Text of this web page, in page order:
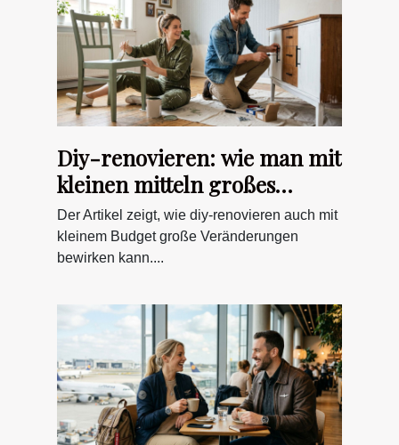
Diy-renovieren: wie man mit
kleinen mitteln großes
bewirken kann
Der Artikel zeigt, wie diy-renovieren auch mit
kleinem Budget große Veränderungen
bewirken kann....